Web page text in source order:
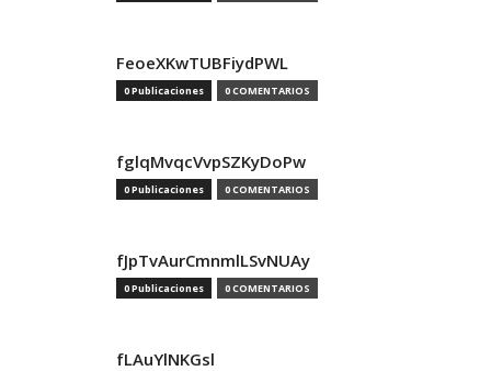
FeoeXKwTUBFiydPWL
0 Publicaciones 0 COMENTARIOS
fglqMvqcVvpSZKyDoPw
0 Publicaciones 0 COMENTARIOS
fJpTvAurCmnmlLSvNUAy
0 Publicaciones 0 COMENTARIOS
fLAuYlNKGsl